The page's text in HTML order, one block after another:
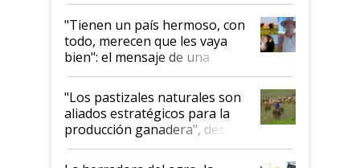
"Tienen un país hermoso, con
todo, merecen que les vaya
bien": el mensaje de una
ganadera uruguaya sobre las
oportunidades que se abren
para el agro en Argentina, con
foco en la carne
"Los pastizales naturales son
aliados estratégicos para la
producción ganadera", destaca
la iniciativa que ya reúne a 46
establecimientos en Argentina